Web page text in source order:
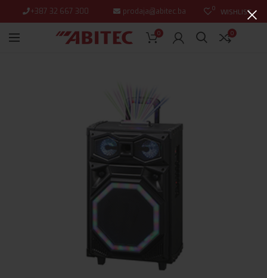
+387 32 667 300 prodaja@abitec.ba 0 WISHLIST
0 0